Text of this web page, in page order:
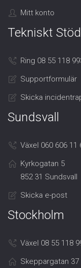
Mitt konto
Tekniskt Stöd
Ring 08 55 118
Supportformulär
Skicka
Sundsvall
Växel 060 606 11
Kyrkogatan 5
852 31 Sundsvall
Skicka e-post
Stockholm
Växel 08 55 118
Skeppargatan 37